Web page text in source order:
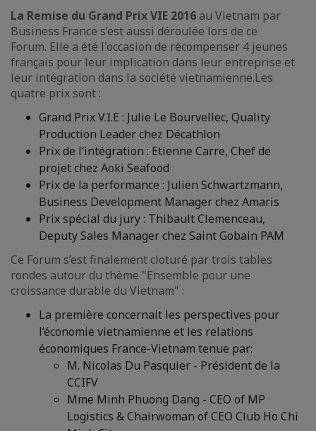
La Remise du Grand Prix VIE 2016 au Vietnam par
Business France s’est aussi déroulée lors de ce
Forum. Elle a été l'occasion de récompenser 4 jeunes
français pour leur implication dans leur entreprise et
leur intégration dans la société vietnamienne.Les
quatre prix sont :
Grand Prix V.I.E : Julie Le Bourvellec, Quality
Production Leader chez Décathlon
Prix de l’intégration : Etienne Carre, Chef de
projet chez Aoki Seafood
Prix de la performance : Julien Schwartzmann,
Business Development Manager chez Amaris
Prix spécial du jury : Thibault Clemenceau,
Deputy Sales Manager chez Saint Gobain PAM
Ce Forum s’est finalement cloturé par trois tables
rondes autour du thème "Ensemble pour une
croissance durable du Vietnam" :
La première concernait les perspectives pour
l’économie vietnamienne et les relations
économiques France-Vietnam tenue par:
M. Nicolas Du Pasquier - Président de la
CCIFV
Mme Minh Phuong Dang - CEO of MP
Logistics & Chairwoman of CEO Club Ho Chi